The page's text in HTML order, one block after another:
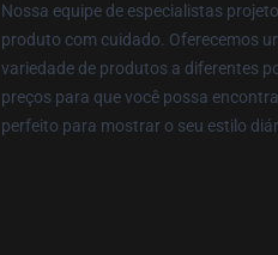
Nossa equipe de especialistas
produto com cuidado. Oferecemos
variedade de produtos a diferentes
preços para que você possa
perfeito para mostrar o seu estilo